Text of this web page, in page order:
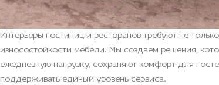
Интерьеры гостиниц и ресторанов требуют не
износостойкости мебели. Мы создаем решения,
ежедневную нагрузку, сохраняют комфорт для
поддерживать единый уровень сервиса.